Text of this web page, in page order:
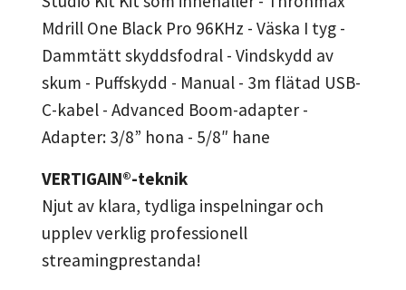
Mdrill One Black Pro 96KHz - Väska I tyg -
Dammtätt skyddsfodral - Vindskydd av
skum - Puffskydd - Manual - 3m flätad USB-
C-kabel - Advanced Boom-adapter -
Adapter: 3/8” hona - 5/8″ hane
VERTIGAIN®-teknik
Njut av klara, tydliga inspelningar och
upplev verklig professionell
streamingprestanda!